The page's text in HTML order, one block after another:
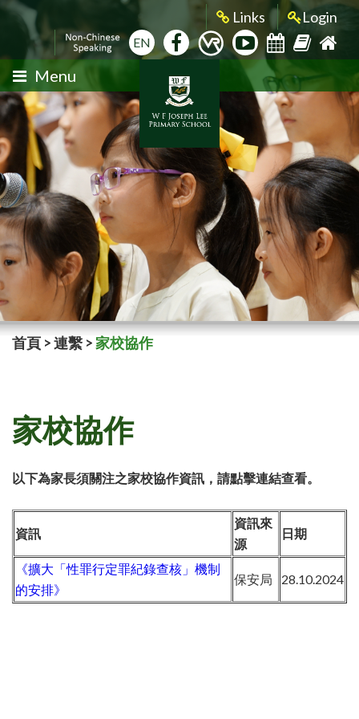
Links Login
EN
Menu
首頁 >連繫 >家校協作
家校協作
以下為家長須關注之家校協作資訊，請點擊連結查看。
資訊
資訊來
源
日期
《擴大「性罪行定罪紀錄查核」機制
的安排》
保安局 28.10.2024